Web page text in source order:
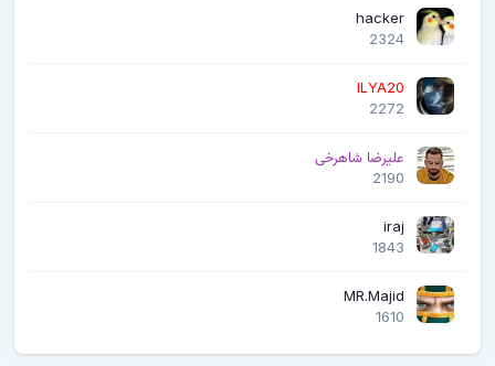
hacker
2324
ILYA20
2272
علیرضا شاهرخی
2190
iraj
1843
MR.Majid
1610